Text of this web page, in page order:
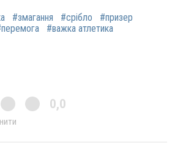
#змагання #срібло
#призер
#важка атлетика
0,0